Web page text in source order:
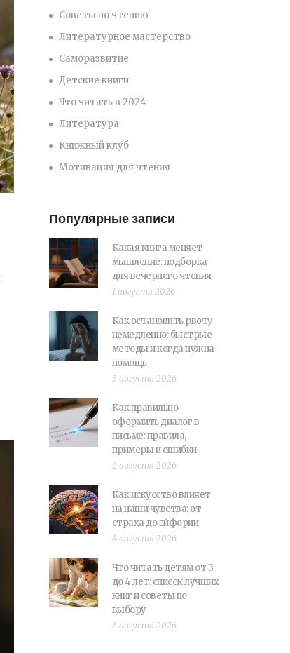
Советы по чтению
Литературное мастерство
Саморазвитие
Детские книги
Что читать в 2024
Литература
Книжный клуб
Мотивация для чтения
Популярные записи
Какая книга меняет
мышление: подборка
для вечернего чтения
1 августа 2026
Как остановить рвоту
немедленно: быстрые
методы и когда нужна
помощь
5 августа 2026
Как правильно
оформить диалог в
письме: правила,
примеры и ошибки
2 августа 2026
Как искусство влияет
на наши чувства: от
страха до эйфории
4 августа 2026
Что читать детям от 3
до 4 лет: список лучших
книг и советы по
выбору
6 августа 2026